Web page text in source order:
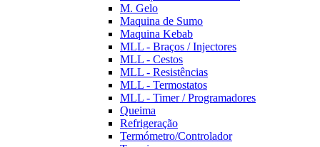
M. Gelo
Maquina de Sumo
Maquina Kebab
MLL - Braços / Injectores
MLL - Cestos
MLL - Resistências
MLL - Termostatos
MLL - Timer / Programadores
Queima
Refrigeração
Termómetro/Controlador